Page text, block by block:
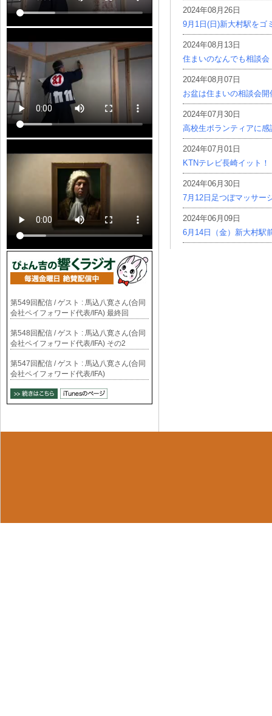
2024年08月26日
9月1日(日)新大村駅をゴ
2024年08月13日
住まいのなんでも相談会
2024年08月07日
お盆は住まいの相談会開
2024年07月30日
高校生ボランティアに感
2024年07月01日
KTNテレビ長崎イット！
2024年06月30日
7月12日足つぼマッサー
2024年06月09日
6月14日（金）新大村駅
第549回配信 / ゲスト : 馬込八寛さん(合同
会社ペイフォワード代表/IFA) 最終回
第548回配信 / ゲスト : 馬込八寛さん(合同
会社ペイフォワード代表/IFA) その2
第547回配信 / ゲスト : 馬込八寛さん(合同
会社ペイフォワード代表/IFA)